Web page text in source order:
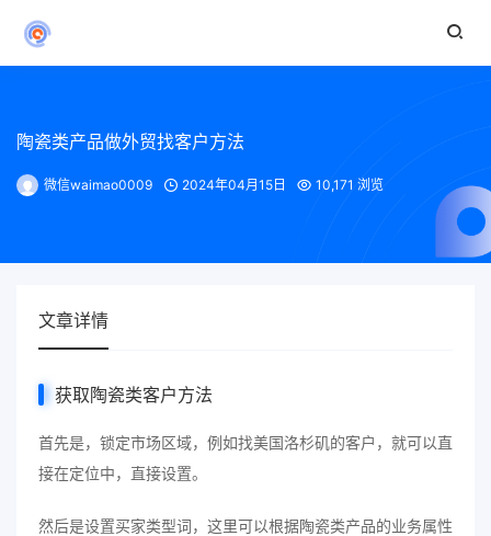
陶瓷类产品做外贸找客户方法
微信waimao0009 2024年04月15日 10,171 浏览
文章详情
获取陶瓷类客户方法
首先是，锁定市场区域，例如找美国洛杉矶的客户，就可以直
接在定位中，直接设置。
然后是设置买家类型词，这里可以根据陶瓷类产品的业务属性